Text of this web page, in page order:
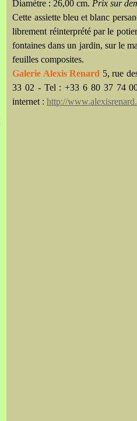
Diamètre : 26,00 cm. Prix sur
Cette assiette bleu et blanc
librement réinterprété par le
fontaines dans un jardin, sur le
feuilles composites.
Galerie Alexis Renard 5, rue
33 02 - Tel : +33 6 80 37 74
internet :http://